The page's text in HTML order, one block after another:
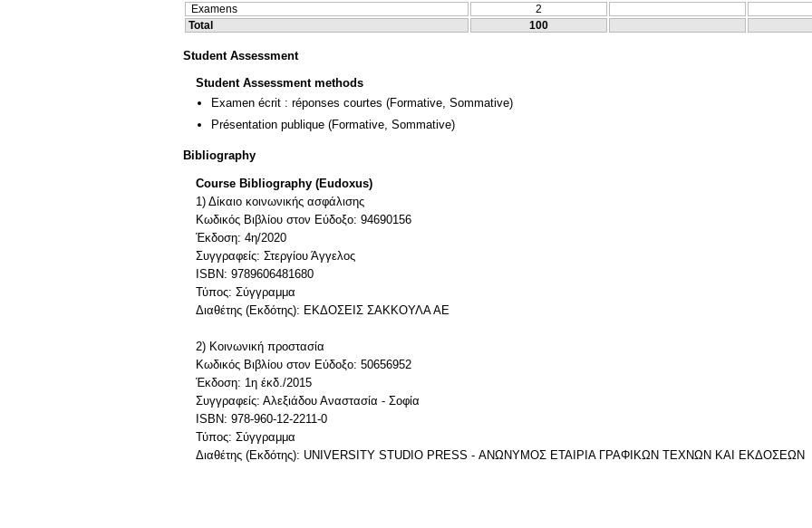
Examens
2
Total
100
Student Assessment
Student Assessment methods
Examen écrit : réponses courtes (Formative, Sommative)
Présentation publique (Formative, Sommative)
Bibliography
Course Bibliography (Eudoxus)
1) Δίκαιο κοινωνικής ασφάλισης
Κωδικός Βιβλίου στον Εύδοξο: 94690156
Έκδοση: 4η/2020
Συγγραφείς: Στεργίου Άγγελος
ISBN: 9789606481680
Τύπος: Σύγγραμμα
Διαθέτης (Εκδότης): ΕΚΔΟΣΕΙΣ ΣΑΚΚΟΥΛΑ ΑΕ
2) Κοινωνική προστασία
Κωδικός Βιβλίου στον Εύδοξο: 50656952
Έκδοση: 1η έκδ./2015
Συγγραφείς: Αλεξιάδου Αναστασία - Σοφία
ISBN: 978-960-12-2211-0
Τύπος: Σύγγραμμα
Διαθέτης (Εκδότης): UNIVERSITY STUDIO PRESS - ΑΝΩΝΥΜΟΣ ΕΤΑΙΡΙΑ ΓΡΑΦΙΚΩΝ ΤΕΧΝΩΝ ΚΑΙ ΕΚΔΟΣΕΩΝ